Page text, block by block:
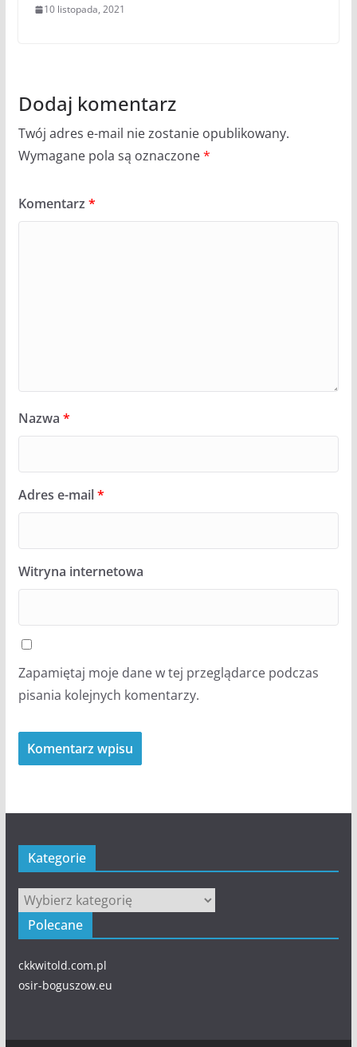
10 listopada, 2021
Dodaj komentarz
Twój adres e-mail nie zostanie opublikowany.
Wymagane pola są oznaczone*
Komentarz *
Nazwa *
Adres e-mail*
Witryna internetowa
Zapamiętaj moje dane w tej przeglądarce podczas
pisania kolejnych komentarzy.
Kategorie
Kategorie
Polecane
ckkwitold.com.pl
osir-boguszow.eu